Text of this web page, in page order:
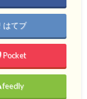
はてブ
Pocket
feedly